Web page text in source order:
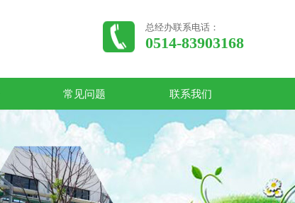
总经办联系电话：
0514-83903168
常见问题 联系我们